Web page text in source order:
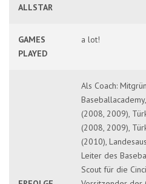
ALLSTAR
GAMES
PLAYED
a lot!
Als Coach:
(2008, 2009),
(2008, 2009),
(2010),
Leiter des
Scout für die